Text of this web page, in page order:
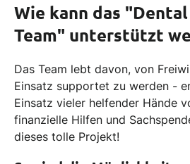
Wie kann das
Team" unterstützt
Das Team lebt davon, von
Einsatz supportet zu werden -
Einsatz vieler helfender Hände
finanzielle Hilfen und
dieses tolle Projekt!